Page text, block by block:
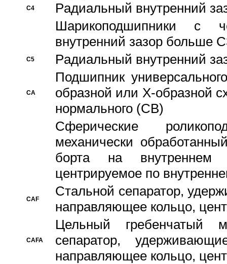
C4
Pадиальный внутренний
Шарикоподшипники с
внутренний зазор больше
C5 Pадиальный внутренний
CA
Подшипник
образной или Х-образной
нормального (CB)
Сферические
механически
борта на внутреннем
центрируемое по
CAF
Стальной сепаратор,
направляющее кольцо,
CAFA
Цельный гребенчатый
сепаратор,
направляющее кольцо,